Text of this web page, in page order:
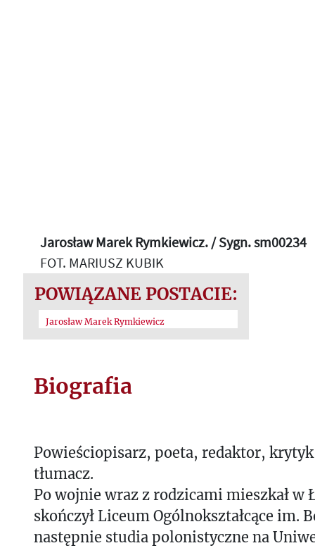
Jarosław Marek Rymkiewicz. / Sygn. sm00234
FOT. MARIUSZ KUBIK
POWIĄZANE POSTACIE:
Jarosław Marek Rymkiewicz
Biografia
Powieściopisarz, poeta, redaktor,
tłumacz.
Po wojnie wraz z rodzicami mieszkał w
skończył Liceum Ogólnokształcące im.
następnie studia polonistyczne na